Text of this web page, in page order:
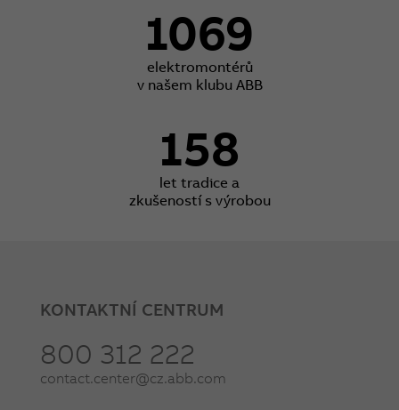
1069
elektromontérů
v našem klubu ABB
158
let tradice a
zkušeností s výrobou
KONTAKTNÍ CENTRUM
800 312 222
contact.center@cz.abb.com